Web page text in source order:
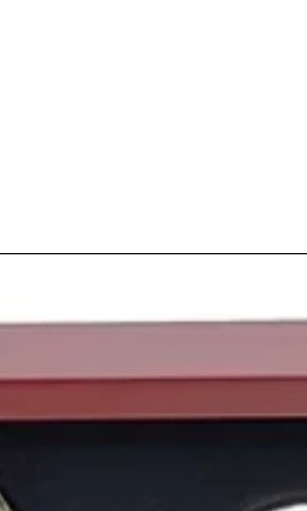
recordar uno de loshitos futbolísticos
España y Malta. El partido acabó 12-
Jarque
Chris